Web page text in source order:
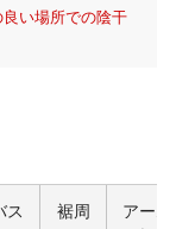
い場所での陰干
ス
裾周
アーム